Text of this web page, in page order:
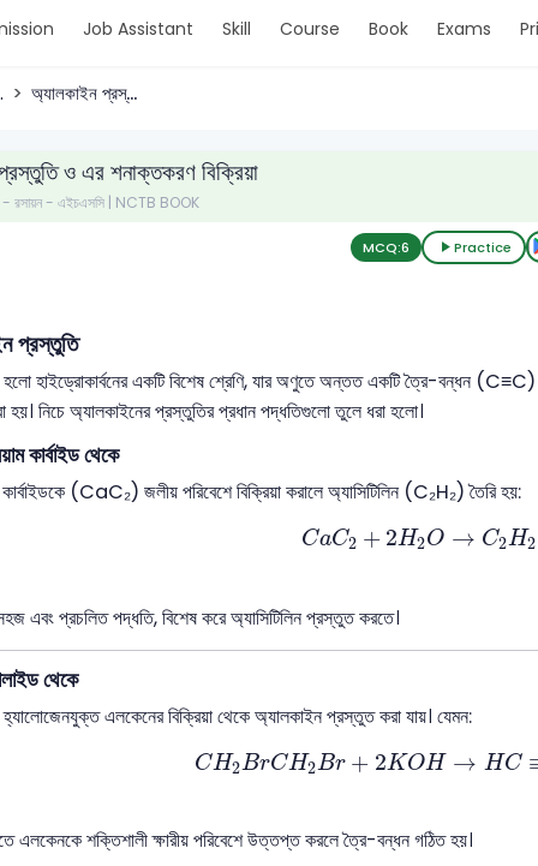
Job Assistant Skill Course Book Exams
অ্যালকাইন প্রস্...
ও এর শনাক্তকরণ বিক্রিয়া
- রসায়ন - এইচএসসি | NCTB BOOK
MCQ:6 Practice
প্রস্তুতি
হাইড্রোকার্বনের একটি বিশেষ শ্রেণি, যার অণুতে অন্তত একটি ত্রৈ-বন্ধন (C≡C)
নিচে অ্যালকাইনের প্রস্তুতির প্রধান পদ্ধতিগুলো তুলে ধরা হলো।
কার্বাইড থেকে
কার্বাইডকে (CaC₂) জলীয় পরিবেশে বিক্রিয়া করালে অ্যাসিটিলিন (C₂H₂) তৈরি হয়:
CaC2 + 2H2O → C2H2
CaC 2+2H2O → C2 H2
এবং প্রচলিত পদ্ধতি, বিশেষ করে অ্যাসিটিলিন প্রস্তুত করতে।
থেকে
এলকেনের বিক্রিয়া থেকে অ্যালকাইন প্রস্তুত করা যায়। যেমন:
CH2BrCH2Br + 2KOH → HC
CH2Br CH 2 Br+2KO →HC
এলকেনকে শক্তিশালী ক্ষারীয় পরিবেশে উত্তপ্ত করলে ত্রৈ-বন্ধন গঠিত হয়।